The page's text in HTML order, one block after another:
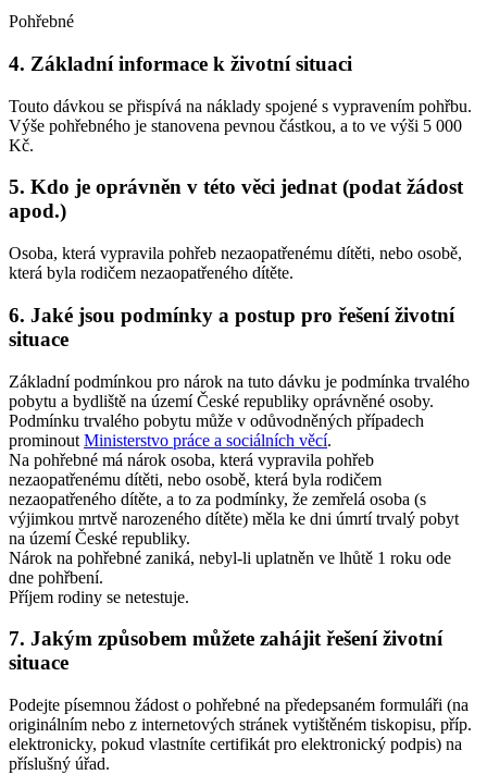
Pohřebné
4. Základní informace k životní situaci
Touto dávkou se přispívá na náklady spojené s vypravením pohřbu.
Výše pohřebného je stanovena pevnou částkou, a to ve výši 5 000
Kč.
5. Kdo je oprávněn v této věci jednat (podat žádost
apod.)
Osoba, která vypravila pohřeb nezaopatřenému dítěti, nebo osobě,
která byla rodičem nezaopatřeného dítěte.
6. Jaké jsou podmínky a postup pro řešení životní
situace
Základní podmínkou pro nárok na tuto dávku je podmínka trvalého
pobytu a bydliště na území České republiky oprávněné osoby.
Podmínku trvalého pobytu může v odůvodněných případech
prominout Ministerstvo práce a sociálních věcí.
Na pohřebné má nárok osoba, která vypravila pohřeb
nezaopatřenému dítěti, nebo osobě, která byla rodičem
nezaopatřeného dítěte, a to za podmínky, že zemřelá osoba (s
výjimkou mrtvě narozeného dítěte) měla ke dni úmrtí trvalý pobyt
na území České republiky.
Nárok na pohřebné zaniká, nebyl-li uplatněn ve lhůtě 1 roku ode
dne pohřbení.
Příjem rodiny se netestuje.
7. Jakým způsobem můžete zahájit řešení životní
situace
Podejte písemnou žádost o pohřebné na předepsaném formuláři (na
originálním nebo z internetových stránek vytištěném tiskopisu, příp.
elektronicky, pokud vlastníte certifikát pro elektronický podpis) na
příslušný úřad.